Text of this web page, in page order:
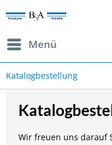
Menü
Katalogbestellung
Wir freuen uns darauf